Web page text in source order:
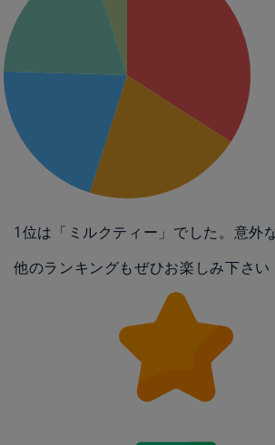
1位は「ミルクティー」でした。意外
他のランキングもぜひお楽しみ下さい